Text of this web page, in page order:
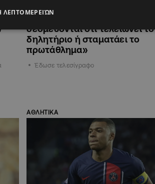
δεσμεύονται ότι τελειώνει το
δηλητήριο ή σταματάει το
πρωτάθλημα»
Έδωσε τελεσίγραφο
ΑΘΛΗΤΙΚΑ
ΛΕΠΤΟΜΕΡΕΙΏΝ